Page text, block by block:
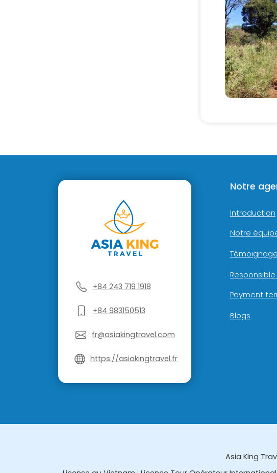
+84 243 719 1918
+84 983150513
fr@asiakingtravel.com
https://asiakingtravel.fr
Notre
Introduction
Notre
Payment
Blogs
Asia King